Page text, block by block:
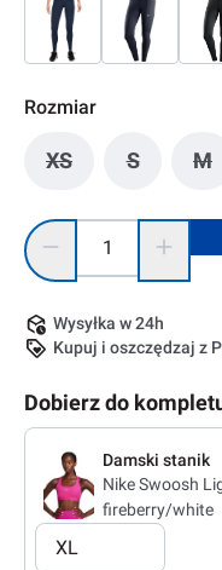
Rozmiar
XS(Ta opcja jest
S(Ta opcja
M
Ilość produktu:
Wysyłka w 24h
Kupuj i oszczędzaj z
Dobierz do
Damski stanik
Nike Swoosh
fireberry/white
XL